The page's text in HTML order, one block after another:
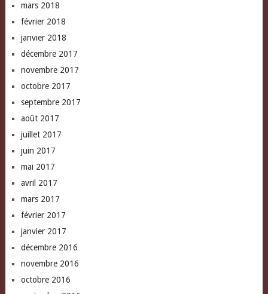
mars 2018
février 2018
janvier 2018
décembre 2017
novembre 2017
octobre 2017
septembre 2017
août 2017
juillet 2017
juin 2017
mai 2017
avril 2017
mars 2017
février 2017
janvier 2017
décembre 2016
novembre 2016
octobre 2016